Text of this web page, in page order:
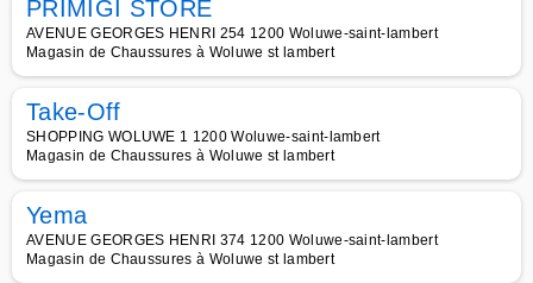
PRIMIGI STORE
AVENUE GEORGES HENRI 254 1200 Woluwe-saint-lambert
Magasin de Chaussures à Woluwe st lambert
Take-Off
SHOPPING WOLUWE 1 1200 Woluwe-saint-lambert
Magasin de Chaussures à Woluwe st lambert
Yema
AVENUE GEORGES HENRI 374 1200 Woluwe-saint-lambert
Magasin de Chaussures à Woluwe st lambert